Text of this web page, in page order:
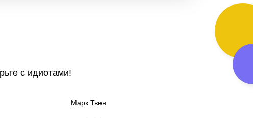
с идиотами!
Марк Твен